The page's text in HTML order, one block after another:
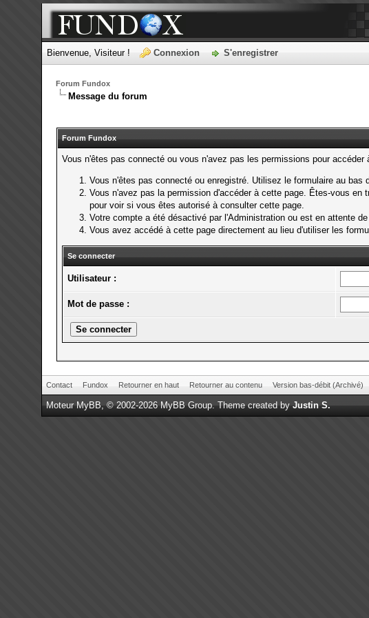
Bienvenue, Visiteur ! Connexion S'enregistrer
Forum Fundox
Message du forum
Forum Fundox
Vous n'êtes pas connecté ou vous n'avez pas les permissions pour
Vous n'êtes pas connecté ou enregistré. Utilisez le formulaire au bas
Vous n'avez pas la permission d'accéder à cette page. Êtes-vous
pour voir si vous êtes autorisé à consulter cette page.
Votre compte a été désactivé par l'Administration ou est en attente
Vous avez accédé à cette page directement au lieu d'utiliser les
Se connecter
Utilisateur :
Mot de passe :
Contact Fundox Retourner en haut Retourner au contenu Version bas-débit (Archivé)
MoteurMyBB, © 2002-2026MyBB Group. Theme created byJustin S.